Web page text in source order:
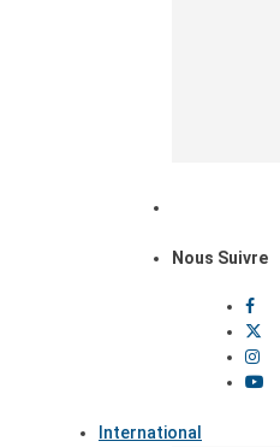
Nous Suivre
International